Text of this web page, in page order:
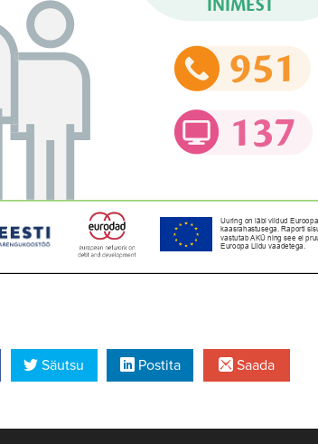
Säutsu Postita Saada